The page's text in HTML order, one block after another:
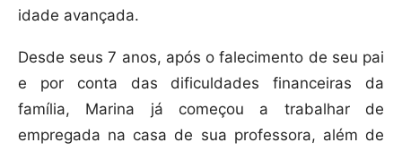
idade avançada.
Desde seus 7 anos, após o falecimento de seu pai
e por conta das dificuldades financeiras da
família, Marina já começou a trabalhar de
empregada na casa de sua professora, além de